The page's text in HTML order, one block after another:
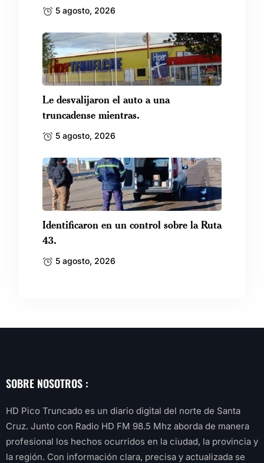
5 agosto, 2026
Le desvalijaron el auto a una
truncadense mientras.
5 agosto, 2026
Identificaron en un control sobre la Ruta
43.
5 agosto, 2026
SOBRE NOSOTROS :
HD Pico Truncado es un diario digital del norte de Santa
Cruz. Junto con Radio HD FM 98.5 Mhz aborda de manera
profesional los hechos ocurridos en la ciudad, la provincia y
la región. Con información clara, precisa y actualizada se